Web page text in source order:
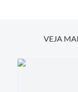
VEJA